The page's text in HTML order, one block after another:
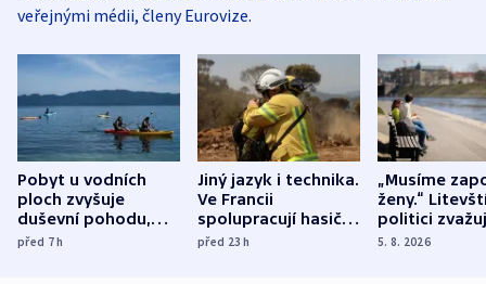
veřejnými médii, členy Eurovize.
Pobyt u vodních
ploch zvyšuje
duševní pohodu,
ukázala
před 7h
Jiný jazyk i technika.
Ve Francii
spolupracují hasiči z
různých zemí
před 23h
„Musíme
ženy.“
politici
dohodu o
5. 8. 2026